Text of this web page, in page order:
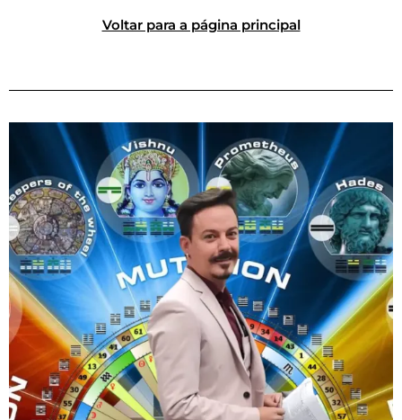
Voltar para a página principal